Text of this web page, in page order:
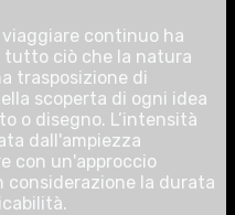
continuo ha
tutto ciò che la natura
trasposizione di
scoperta di ogni idea
o disegno. L’intensità
dall'ampiezza
con un'approccio
considerazione la durata